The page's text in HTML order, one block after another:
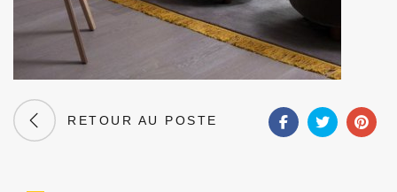
RETOUR AU POSTE